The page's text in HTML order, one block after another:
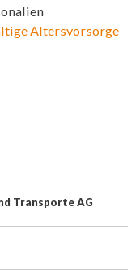
Altersvorsorge
Transporte AG